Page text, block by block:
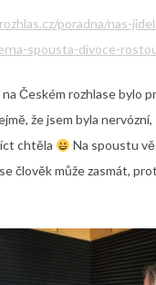
poradna/nas-
spousta-divoce-
Českém rozhlase bylo
že jsem byla
chtěla
Na spoustu
člověk může zasmát,